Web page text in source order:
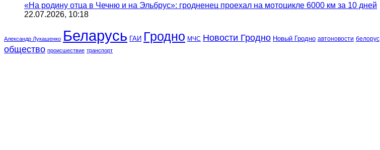
«На родину отца в Чечню и на Эльбрус»: гродненец проехал на мотоцикле 6000 км за 10 дней
22.07.2026, 10:18
Александр Лукашенко Беларусь ГАИ Гродно МЧС Новости Гродно Новый Гродно автоновости белорус
общество происшествие транспорт